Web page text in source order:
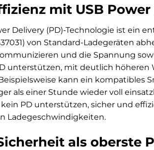
mit USB
Delivery (PD)-Technologie ist ein
von Standard-Ladegeräten
und die Spannung
unterstützen, mit deutlich
kann ein kompatibles
als einer Stunde wieder voll
kein PD unterstützen, sicher und
Ladegeschwindigkeiten.
als oberste